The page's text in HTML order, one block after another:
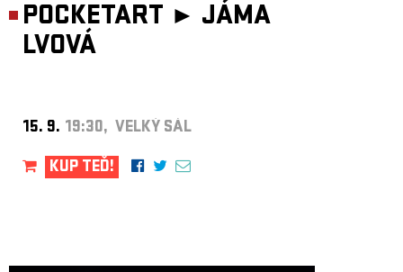
POCKETART ► JÁMA
LVOVÁ
15. 9. 19:30, VELKÝ SÁL
KUP TEĎ!